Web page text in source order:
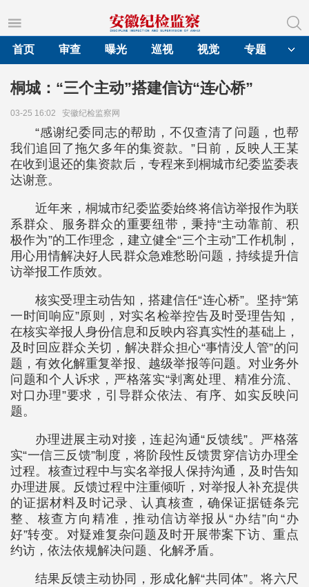
首页
审查 曝光 巡视 视觉 专题
桐城：“三个主动”搭建信访“连心桥”
03-25 16:02 安徽纪检监察网
“感谢纪委同志的帮助，不仅查清了问题，也帮
我们追回了拖欠多年的集资款。”日前，反映人王某
在收到退还的集资款后，专程来到桐城市纪委监委表
达谢意。
近年来，桐城市纪委监委始终将信访举报作为联
系群众、服务群众的重要纽带，秉持“主动靠前、积
极作为”的工作理念，建立健全“三个主动”工作机制，
用心用情解决好人民群众急难愁盼问题，持续提升信
访举报工作质效。
核实受理主动告知，搭建信任“连心桥”。坚持“第
一时间响应”原则，对实名检举控告及时受理告知，
在核实举报人身份信息和反映内容真实性的基础上，
及时回应群众关切，解决群众担心“事情没人管”的问
题，有效化解重复举报、越级举报等问题。对业务外
问题和个人诉求，严格落实“剥离处理、精准分流、
对口办理”要求，引导群众依法、有序、如实反映问
题。
办理进展主动对接，连起沟通“反馈线”。严格落
实“一信三反馈”制度，将阶段性反馈贯穿信访办理全
过程。核查过程中与实名举报人保持沟通，及时告知
办理进展。反馈过程中注重倾听，对举报人补充提供
的证据材料及时记录、认真核查，确保证据链条完
整、核查方向精准，推动信访举报从“办结”向“办
好”转变。对疑难复杂问题及时开展带案下访、重点
约访，依法依规解决问题、化解矛盾。
结果反馈主动协同，形成化解“共同体”。将六尺